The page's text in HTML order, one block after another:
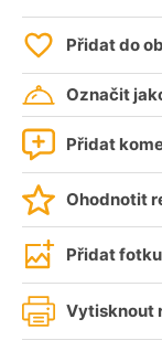
Přidat do
Označit
Přidat
Ohodnotit
Přidat fotku
Vytisknout